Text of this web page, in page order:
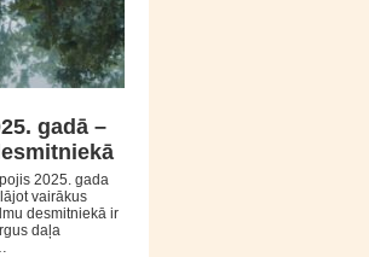
gadā –
2025. gada
vairākus
desmitniekā ir
daļa